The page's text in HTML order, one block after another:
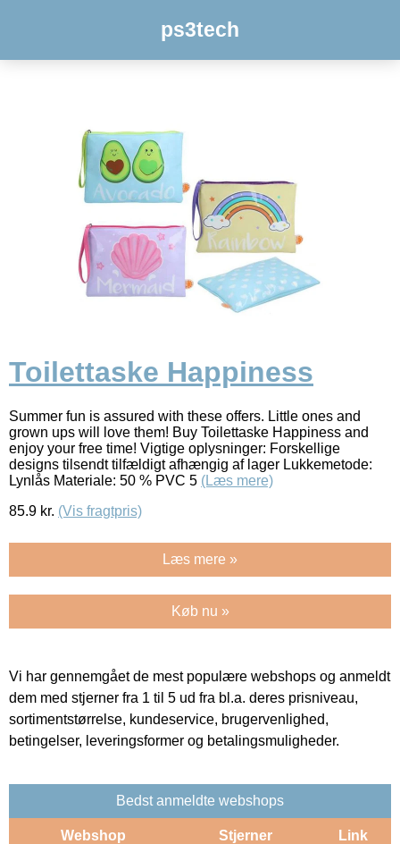
ps3tech
Toilettaske Happiness
Summer fun is assured with these offers. Little ones and
grown ups will love them! Buy Toilettaske Happiness and
enjoy your free time! Vigtige oplysninger: Forskellige
designs tilsendt tilfældigt afhængig af lager Lukkemetode:
Lynlås Materiale: 50 % PVC 5 (Læs mere)
85.9 kr. (Vis fragtpris)
Læs mere »
Køb nu »
Vi har gennemgået de mest populære webshops og anmeldt
dem med stjerner fra 1 til 5 ud fra bl.a. deres prisniveau,
sortimentstørrelse, kundeservice, brugervenlighed,
betingelser, leveringsformer og betalingsmuligheder.
Bedst anmeldte webshops
Webshop Stjerner Link